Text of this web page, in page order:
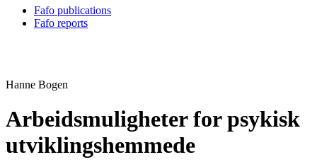
Fafo publications
Fafo reports
Hanne Bogen
Arbeidsmuligheter for psykisk
utviklingshemmede